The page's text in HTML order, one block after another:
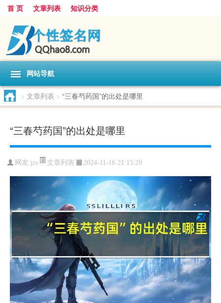
首 页 文章列表 知识分类
网站导航
> 文章列表 > “三春芍药国”的出处是哪里
“三春芍药国”的出处是哪里
网友:jzs 文章列表 2024-11-16 21:15:29